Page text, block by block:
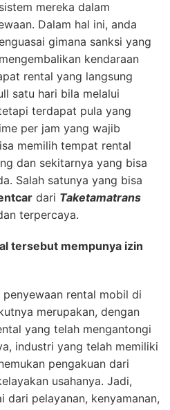
mereka dalam
Dalam hal ini, anda
gimana sanksi yang
kendaraan
rental yang langsung
satu hari bila melalui
terdapat pula yang
per jam yang wajib
memilih tempat rental
dan sekitarnya yang bisa
Salah satunya yang bisa
dari Taketamatrans
terpercaya.
tersebut mempunya izin
rental mobil di
merupakan, dengan
yang telah mengantongi
industri yang telah memiliki
pengakuan dari
usahanya. Jadi,
dari pelayanan, kenyamanan,